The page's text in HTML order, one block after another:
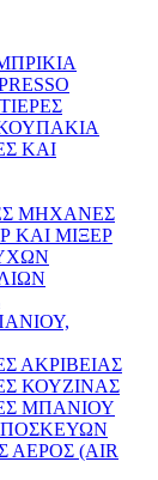
ΚΑΙ
ΜΗΧΑΝΕΣ
ΚΑΙ ΜΙΞΕΡ
ΑΚΡΙΒΕΙΑΣ
ΚΟΥΖΙΝΑΣ
ΜΠΑΝΙΟΥ
ΑΕΡΟΣ (AIR